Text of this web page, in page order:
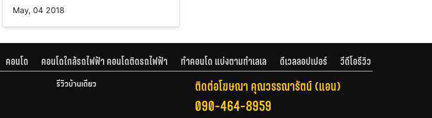
May, 04 2018
คอนโด คอนโดใกล้รถไฟฟ้า คอนโดติดรถไฟฟ้า ทำคอนโด แบ่งตามทำเลเล ดีเวลลอปเปอร์ วีดีโอรีวิว
รีวิวบ้านเดี่ยว
ติดต่อโฆษณา คุณวรรณารัตน์ (แอน)
090-464-8959